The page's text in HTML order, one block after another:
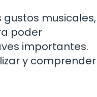
musicales,
poder
importantes.
y comprender